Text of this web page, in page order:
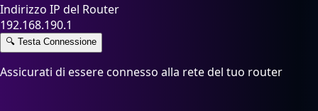
Indirizzo IP del Router
192.168.190.1
🔍 Testa Connessione
Assicurati di essere connesso alla rete del tuo router